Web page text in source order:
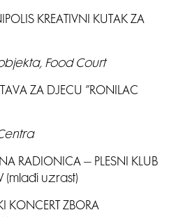
KREATIVNI KUTAK ZA
Food Court
ZA DJECU ”RONILAC
RADIONICA – PLESNI KLUB
(mlađi uzrast)
KONCERT ZBORA